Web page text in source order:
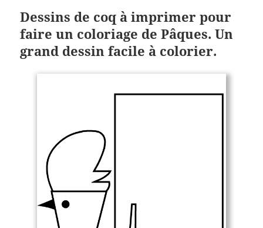
Dessins de coq à imprimer pour
faire un coloriage de Pâques. Un
grand dessin facile à colorier.